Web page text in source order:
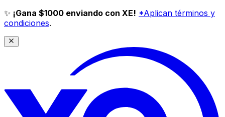
✨ ¡Gana $1000 enviando con XE! *Aplican términos y
condiciones.